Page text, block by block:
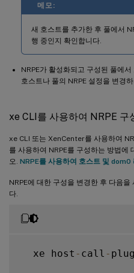
메모:
새 호스트를 추가한 후 풀에서
행 중인지 확인합니다.
NRPE가 활성화되고 구성된 풀에
호스트나 풀의 NRPE 설정을 변경
xe CLI를 사용하여 NRPE 구
xe CLI 또는 XenCenter를 사용하여
를 사용하여 NRPE를 구성하는 방법에
오. NRPE를 사용하여 호스트 및 dom0
NRPE에 대한 구성을 변경한 후 다음
다.
  xe host
- call -